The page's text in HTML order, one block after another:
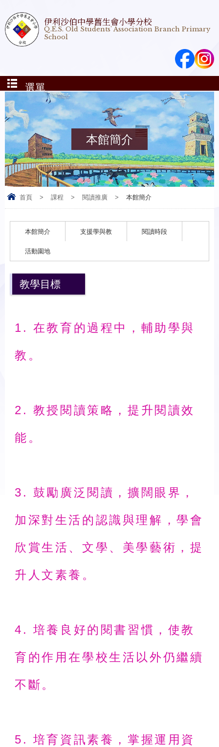
伊利沙伯中學舊生會小學分校
Q.E.S. Old Students' Association Branch Primary
School
選單
本館簡介
首頁 > 課程 > 閱讀推廣 > 本館簡介
本館簡介 支援學與教 閱讀時段
活動園地
教學目標
1. 在教育的過程中，輔助學與
教。
2. 教授閱讀策略，提升閱讀效
能。
3. 鼓勵廣泛閱讀，擴闊眼界，
加深對生活的認識與理解，學會
欣賞生活、文學、美學藝術，提
升 人文素養。
4. 培養良好的閱書習慣，使教
育的作用在學校生活以外仍繼續
不斷。
5. 培育資訊素養，掌握運用資